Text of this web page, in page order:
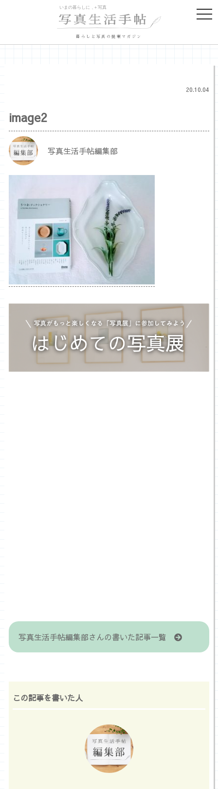
暮らしと写真の提案マガジン
20.10.04
image2
写真生活手帖編集部
写真生活手帖編集部さんの書いた記事一覧
この記事を書いた人